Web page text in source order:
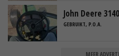
John Deere
GEBRUIKT, P.O.A.
MEER